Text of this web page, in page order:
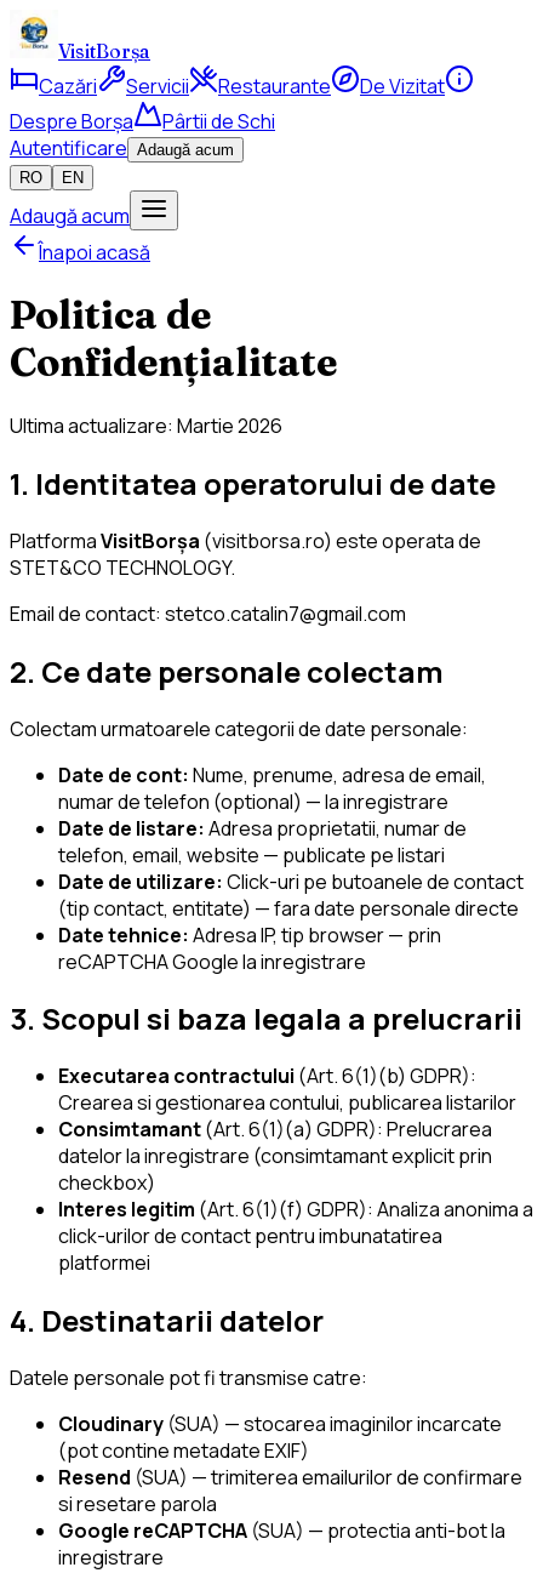
VisitBorșa
Cazări Servicii Restaurante
De Vizitat
Despre Borșa
Pârtii de Schi
Autentificare Adaugă acum
RO
EN
Adaugă acum
Înapoi acasă
Politica de
Confidențialitate
Ultima actualizare: Martie 2026
1. Identitatea operatorului de date
PlatformaVisitBorșa (visitborsa.ro) este operata de
STET&CO TECHNOLOGY.
Email de contact: stetco.catalin7@gmail.com
2. Ce date personale colectam
Colectam urmatoarele categorii de date personale:
Date de cont: Nume, prenume, adresa de email,
numar de telefon (optional) — la inregistrare
Date de listare: Adresa proprietatii, numar de
telefon, email, website — publicate pe listari
Date de utilizare: Click-uri pe butoanele de contact
(tip contact, entitate) — fara date personale directe
Date tehnice: Adresa IP, tip browser — prin
reCAPTCHA Google la inregistrare
3. Scopul si baza legala a prelucrarii
Executarea contractului (Art. 6(1)(b) GDPR):
Crearea si gestionarea contului, publicarea listarilor
Consimtamant(Art. 6(1)(a) GDPR): Prelucrarea
datelor la inregistrare (consimtamant explicit prin
checkbox)
Interes legitim (Art. 6(1)(f) GDPR): Analiza anonima a
click-urilor de contact pentru imbunatatirea
platformei
4. Destinatarii datelor
Datele personale pot fi transmise catre:
Cloudinary (SUA) — stocarea imaginilor incarcate
(pot contine metadate EXIF)
Resend (SUA) — trimiterea emailurilor de confirmare
si resetare parola
Google reCAPTCHA (SUA) — protectia anti-bot la
inregistrare